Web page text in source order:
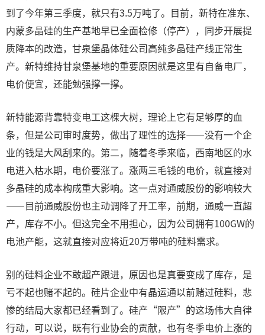
到了今年第三季度，就只有3.5万吨了。目前，新特在准东、
内蒙多晶硅的生产基地早已全面检修（停产），同步开展提
质降本的改造，甘泉堡晶体硅公司高纯多晶硅产线正常生
产。新特维持甘泉堡基地的重要原因就是这里有自备电厂，
电价便宜，还能勉强撑一撑。
新特能源背靠特变电工这棵大树，理论上它有足够厚的血
条，但是公司审时度势，做出了理性的选择——没有一个企
业的钱是大风刮来的。第二，随着冬季来临，西南地区的水
电进入枯水期，电价要涨了。涨两三毛钱的电价，就直接对
多晶硅的成本构成重大影响。这一点对通威股份的影响较大
——目前通威股份也主动调降了开工率，前期，通威一直超
产，库存不小。但这完全不用担心，因为公司拥有100GW的
电池产能，这就直接对应将近20万带吨的硅料需求。
别的硅料企业不敢超产跟进，原因也是真要变成了库存，是
亏不起也赌不起的。硅片企业中有晶运通以前赌过硅料，悲
惨的结局大家都已经看到了。硅产“限产”的这场伟大自律
行动，可以说，既有行业协会的贡献，也有冬季电价上涨的